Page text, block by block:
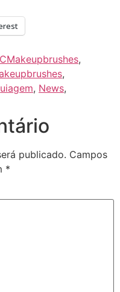
,
,
, News,
publicado. Campos
*